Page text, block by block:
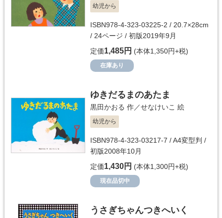
幼児から
ISBN978-4-323-03225-2 / 20.7×28cm
/ 24ページ / 初版2019年9月
定価1,485円 (本体1,350円+税)
在庫あり
ゆきだるまのあたま
黒田かおる 作／せなけいこ 絵
幼児から
ISBN978-4-323-03217-7 / A4変型判 /
初版2008年10月
定価1,430円 (本体1,300円+税)
現在品切中
うさぎちゃんつきへいく